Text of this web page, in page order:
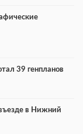
39 генпланов
в Нижний